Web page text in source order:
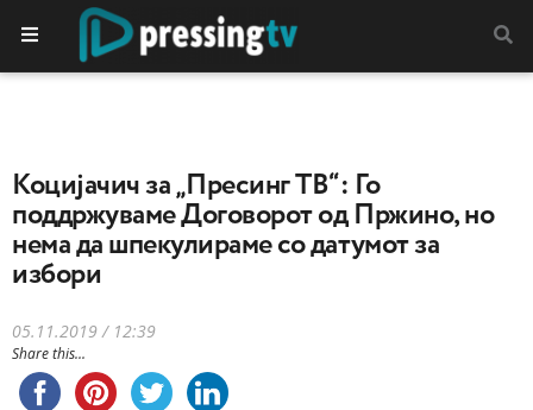
Коцијачич за „Пресинг ТВ“: Го
поддржуваме Договорот од Пржино, но
нема да шпекулираме со датумот за
избори
05.11.2019 / 12:39
Share this...